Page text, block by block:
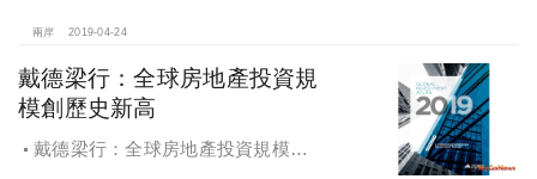
兩岸 2019-04-24
戴德梁行：全球房地產投資規
模創歷史新高
戴德梁行：全球房地產投資規模創